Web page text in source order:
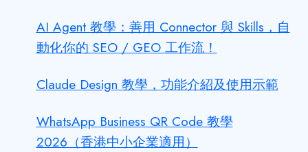
AI Agent 教學：善用 Connector 與 Skills，自
動化你的 SEO / GEO 工作流！
Claude Design 教學，功能介紹及使用示範
WhatsApp Business QR Code 教學
2026（香港中小企業適用）